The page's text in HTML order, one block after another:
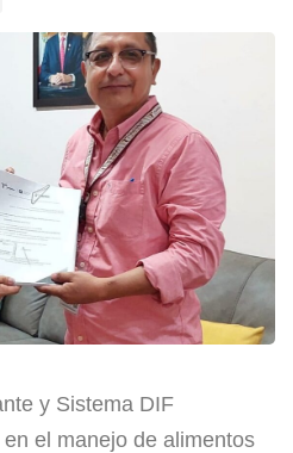
y Sistema DIF
el manejo de alimentos